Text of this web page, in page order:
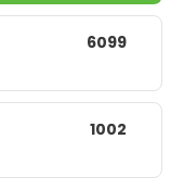
6099
1002